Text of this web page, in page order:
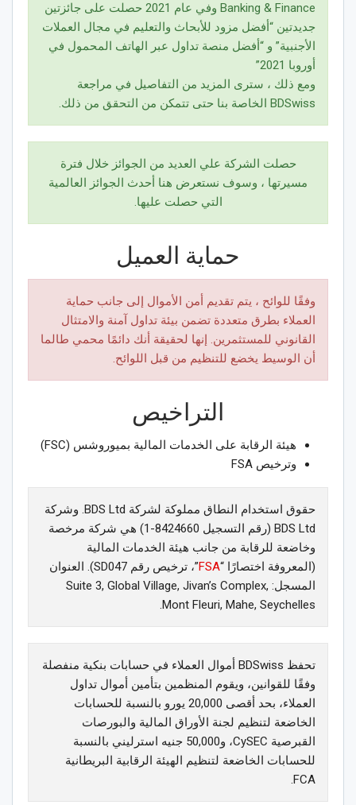
Banking & Finance وفي عام 2021 حصلت على جائزتين
جديدتين “أفضل مزود للأبحاث والتعليم في مجال العملات
الأجنبية” و “أفضل منصة تداول عبر الهاتف المحمول في
أوروبا 2021”
ومع ذلك ، سترى المزيد من التفاصيل في مراجعة
BDSwiss الخاصة بنا حتى تتمكن من التحقق من ذلك.
حصلت الشركة علي العديد من الجوائز خلال فترة
مسيرتها ، وسوف نستعرض هنا أحدث الجوائز العالمية
التي حصلت عليها.
حماية العميل
وفقًا للوائح ، يتم تقديم أمن الأموال إلى جانب حماية
العملاء بطرق متعددة تضمن بيئة تداول آمنة والامتثال
القانوني للمستثمرين. إنها لحقيقة أنك دائمًا محمي طالما
أن الوسيط يخضع للتنظيم من قبل اللوائح.
التراخيص
ﻫﻴﺌﺔ اﻟﺮﻗﺎﺑﺔ ﻋﻠﻰ اﻟﺨﺪﻣﺎﺕ اﻟﻤﺎﻟﻴﺔ ﺑﻤﻴﻮﺭﻭﺷﺲ (FSC)
وترخيص FSA
حقوق استخدام النطاق مملوكة لشركة BDS Ltd. وشركة
BDS Ltd (رقم التسجيل 8424660-1) هي شركة مرخصة
وخاضعة للرقابة من جانب هيئة الخدمات المالية
(المعروفة اختصارًا “FSA
”، ترخيص رقم SD047). العنوان
المسجل: Suite 3, Global Village, Jivan’s Complex,
Mont Fleuri, Mahe, Seychelles.
تحفظ BDSwiss أموال العملاء في حسابات بنكية منفصلة
وفقًا للقوانين، ويقوم المنظمين بتأمين أموال تداول
العملاء، بحد أقصى 20,000 يورو بالنسبة للحسابات
الخاضعة لتنظيم لجنة الأوراق المالية والبورصات
القبرصية CySEC، و50,000 جنيه استرليني بالنسبة
للحسابات الخاضعة لتنظيم الهيئة الرقابية البريطانية
FCA.